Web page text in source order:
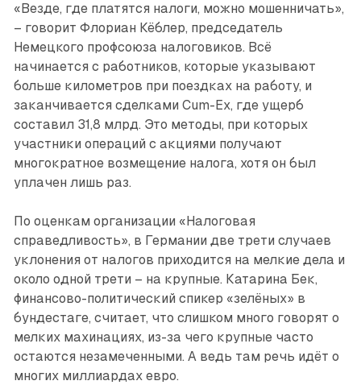
«Везде, где платятся налоги, можно мошенничать»,
– говорит Флориан Кёблер, председатель
Немецкого проф­союза налоговиков. Всё
начинается с работников, которые указывают
больше километров при поездках на работу, и
заканчивается сделками Cum-Ex, где ущерб
составил 31,8 млрд. Это методы, при которых
участники операций с акциями получают
многократное возмещение налога, хотя он был
уплачен лишь раз.
По оценкам организации «Налоговая
справедливость», в Германии две трети случаев
уклонения от налогов приходится на мелкие дела и
около одной трети – на крупные. Катарина Бек,
финансово-политический спикер «зелёных» в
бундестаге, считает, что слишком много говорят о
мелких махинациях, из-за чего крупные часто
остаются незамеченными. А ведь там речь идёт о
многих миллиардах евро.